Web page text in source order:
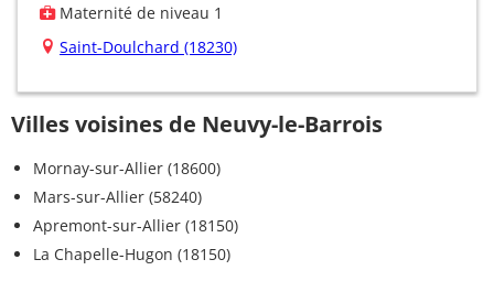
Maternité de niveau 1
Saint-Doulchard (18230)
Villes voisines de Neuvy-le-Barrois
Mornay-sur-Allier (18600)
Mars-sur-Allier (58240)
Apremont-sur-Allier (18150)
La Chapelle-Hugon (18150)